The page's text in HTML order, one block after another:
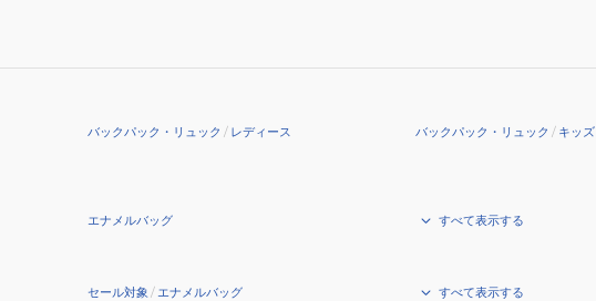
バックパック・リュック / レディース バックパック・リュック / キッズ
エナメルバッグ すべて表示する
セール対象 /エナメルバッグ すべて表示する